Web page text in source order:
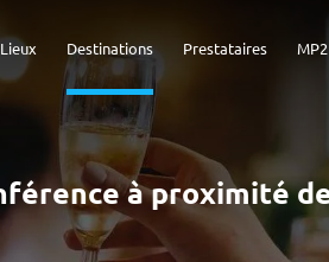
MP2
Prestataires
Destinations
à proximité